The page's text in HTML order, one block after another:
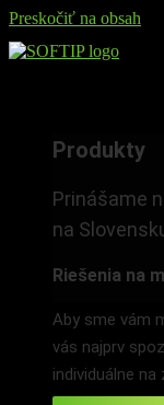
Preskočiť na obsah
Produkty
Prinášame
na
Riešenia na
Aby sme vám
vás najprv
individuálne na